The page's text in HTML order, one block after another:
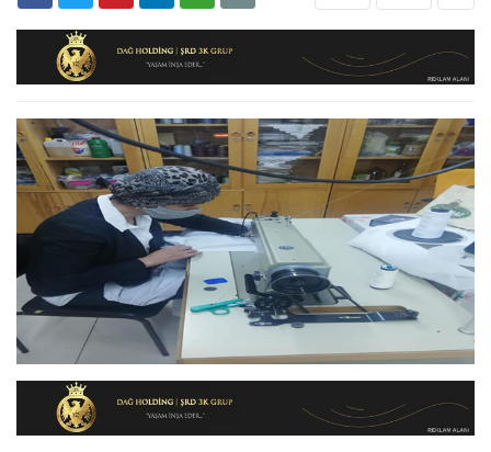
11:43 Erzincan İl Özel İdaresi Air Badminton’da Türkiye
Şampiyonu Oldu